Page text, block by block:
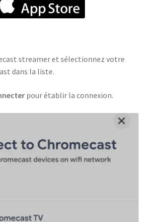
streamer et sélectionnez votre
dans la liste.
pour établir la connexion.